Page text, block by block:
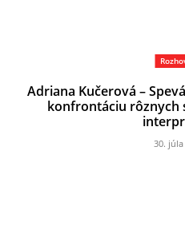
Adriana Kučerová –
konfrontáciu rôznych
30. júla